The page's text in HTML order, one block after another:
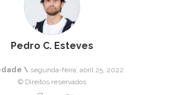
Pedro C. Esteves
\ segunda-feira, abril 25, 2022
© Direitos reservados